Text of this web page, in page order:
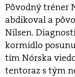
Pôvodný tréner
abdikoval a
Nilsen.
kormidlo
tím Nórska
tentoraz s tým